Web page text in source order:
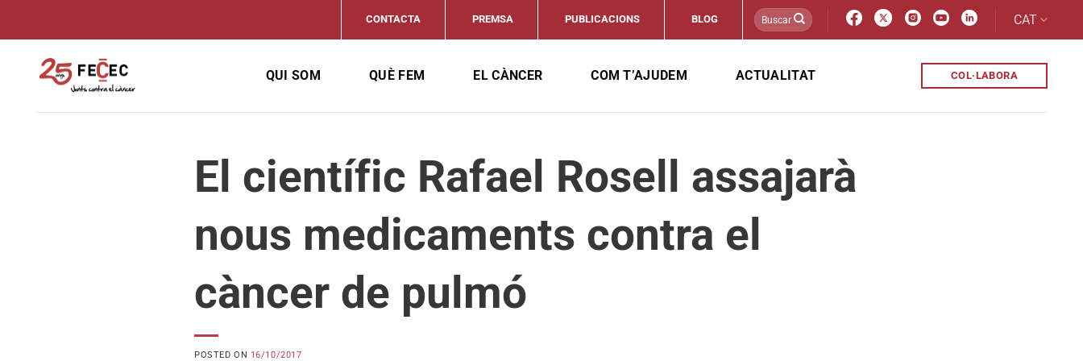
CONTACTA PREMSA PUBLICACIONS BLOG CAT
QUI SOM QUÈ FEM EL CÀNCER COM T’AJUDEM ACTUALITAT COL·LABORA
El científic Rafael Rosell assajarà
nous medicaments contra el
càncer de pulmó
POSTED ON 16/10/2017